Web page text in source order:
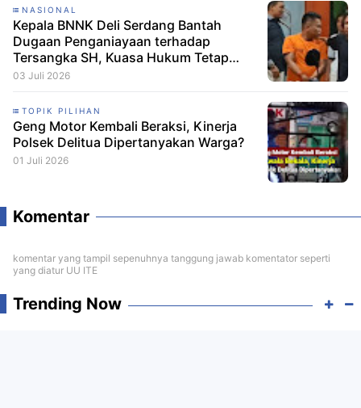
NASIONAL
Kepala BNNK Deli Serdang Bantah
Dugaan Penganiayaan terhadap
Tersangka SH, Kuasa Hukum Tetap
Minta CCTV Dibuka
03 Juli 2026
TOPIK PILIHAN
Geng Motor Kembali Beraksi, Kinerja
Polsek Delitua Dipertanyakan Warga?
01 Juli 2026
Komentar
komentar yang tampil sepenuhnya tanggung jawab komentator seperti
yang diatur UU ITE
Trending Now